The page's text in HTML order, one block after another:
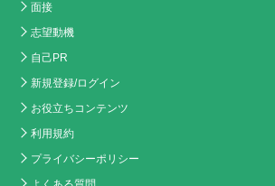
面接
志望動機
自己PR
新規登録/ログイン
お役立ちコンテンツ
利用規約
プライバシーポリシー